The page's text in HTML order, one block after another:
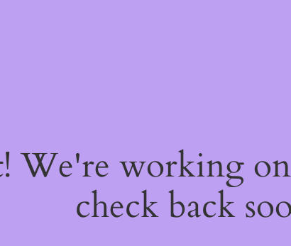
We're working
check back